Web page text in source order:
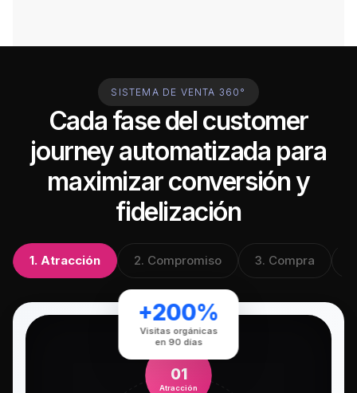
SISTEMA DE VENTA 360°
Cada fase del customer
journey automatizada para
maximizar conversión y
fidelización
1. Atracción 2. Compromiso 3. Compra
+200%
Visitas orgánicas
en 90 días
01
Atracción